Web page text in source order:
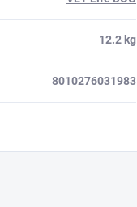
12.2 kg
8010276031983